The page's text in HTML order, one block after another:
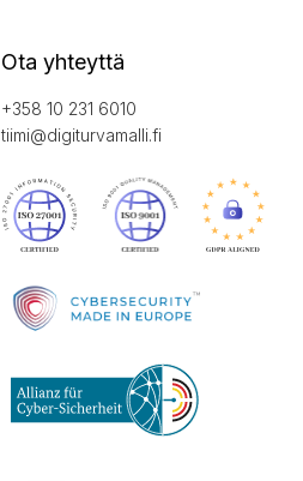
Ota yhteyttä
+358 10 231 6010
tiimi@digiturvamalli.fi